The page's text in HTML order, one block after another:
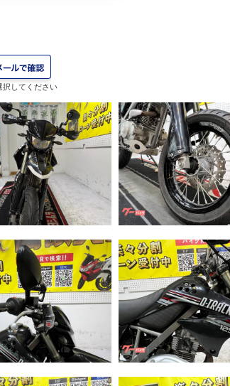
択してください